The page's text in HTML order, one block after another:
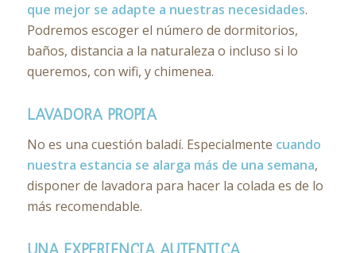
que mejor se adapte a nuestras necesidades.
Podremos escoger el número de dormitorios,
baños, distancia a la naturaleza o incluso si lo
queremos, con wifi, y chimenea.
LAVADORA PROPIA
No es una cuestión baladí. Especialmente cuando
nuestra estancia se alarga más de una semana,
disponer de lavadora para hacer la colada es de lo
más recomendable.
UNA EXPERIENCIA AUTÉNTICA